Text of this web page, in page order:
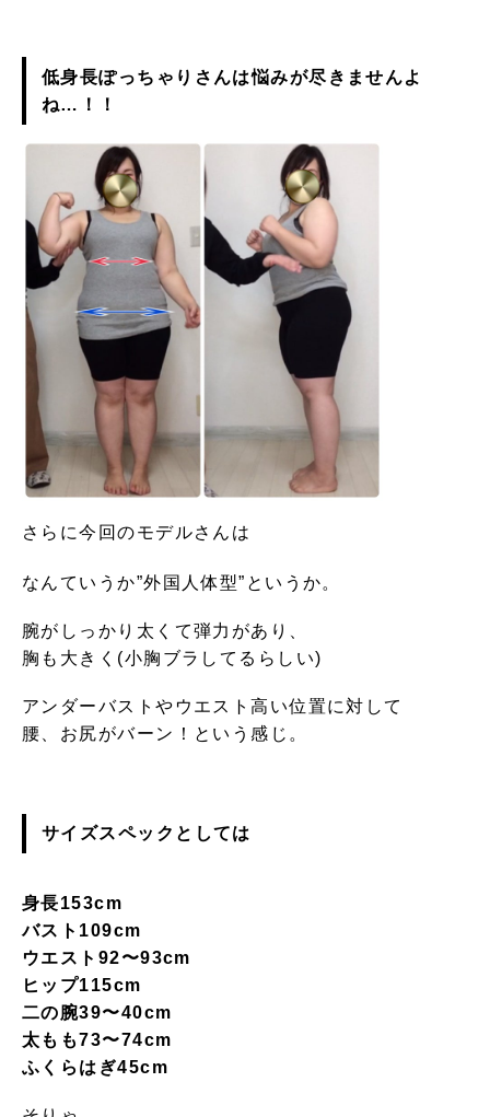
低身長ぽっちゃりさんは悩みが尽きませんよ
ね…！！
さらに今回のモデルさんは
なんていうか”外国人体型”というか。
腕がしっかり太くて弾力があり、
胸も大きく(小胸ブラしてるらしい)
アンダーバストやウエスト高い位置に対して
腰、お尻がバーン！という感じ。
サイズスペックとしては
身長153cm
バスト109cm
ウエスト92〜93cm
ヒップ115cm
二の腕39〜40cm
太もも73〜74cm
ふくらはぎ45cm